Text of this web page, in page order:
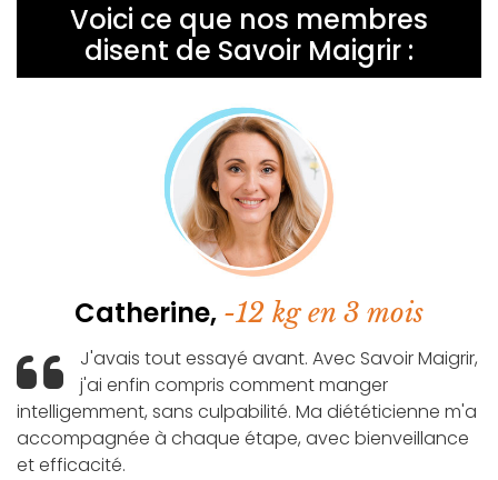
Voici ce que nos membres
disent de Savoir Maigrir :
Catherine, -12 kg en 3 mois
J'avais tout essayé avant. Avec Savoir Maigrir,
j'ai enfin compris comment manger
intelligemment, sans culpabilité. Ma diététicienne m'a
accompagnée à chaque étape, avec bienveillance
et efficacité.